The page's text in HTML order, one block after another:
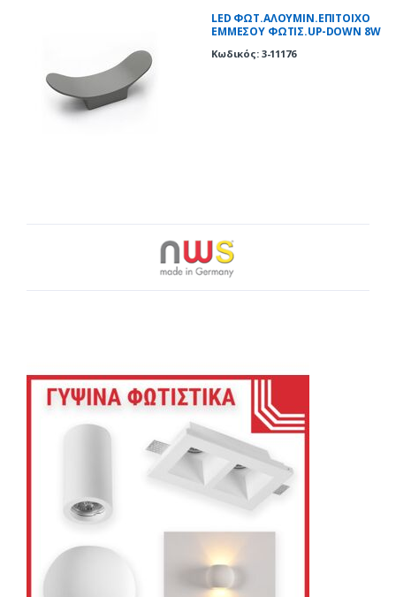
LED ΦΩΤ.ΑΛΟΥΜΙΝ.ΕΠΙΤΟΙΧΟ
ΕΜΜΕΣΟΥ ΦΩΤΙΣ.UP-DOWN 8W
Κωδικός: 3-11176